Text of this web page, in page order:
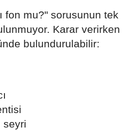
fon mu?" sorusunun tek
Karar verirken
bulundurulabilir:
seyri